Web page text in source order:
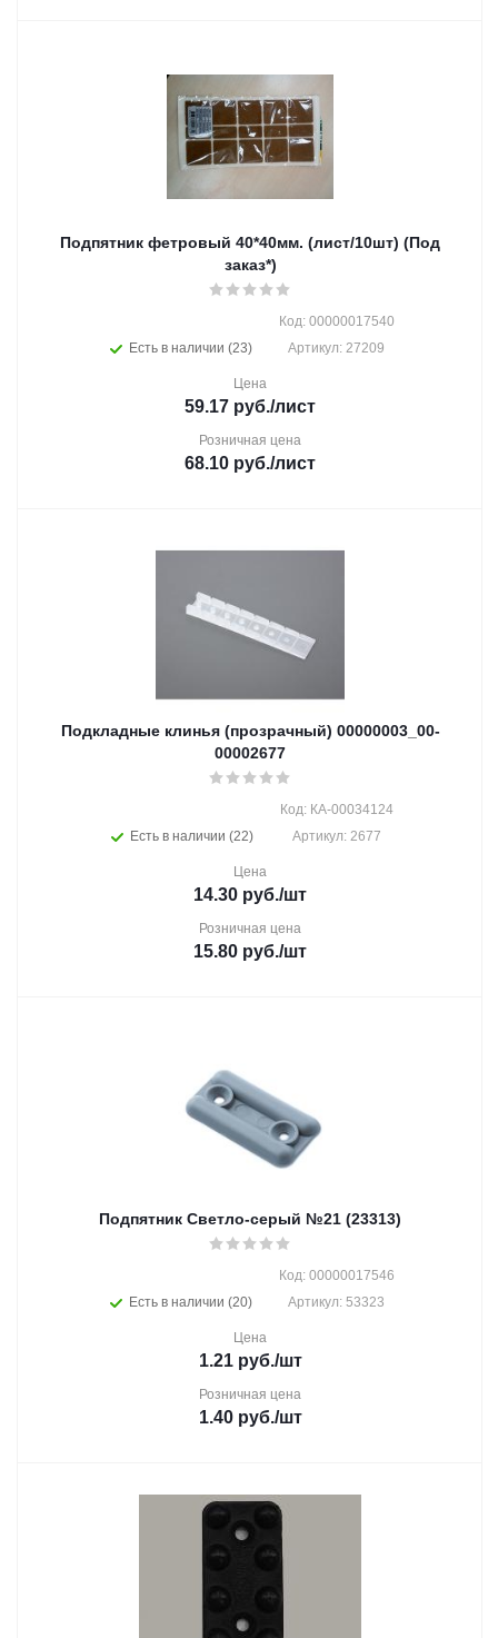
Подпятник фетровый 40*40мм. (лист/10шт) (Под
заказ*)
Есть в наличии (23)
Код: 00000017540
Артикул: 27209
Цена
59.17 руб./лист
Розничная цена
68.10 руб./лист
Подкладные клинья (прозрачный) 00000003_00-
00002677
Есть в наличии (22)
Код: КА-00034124
Артикул: 2677
Цена
14.30 руб./шт
Розничная цена
15.80 руб./шт
Подпятник Светло-серый №21 (23313)
Есть в наличии (20)
Код: 00000017546
Артикул: 53323
Цена
1.21руб./шт
Розничная цена
1.40руб./шт